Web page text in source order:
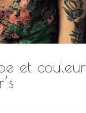
et couleur